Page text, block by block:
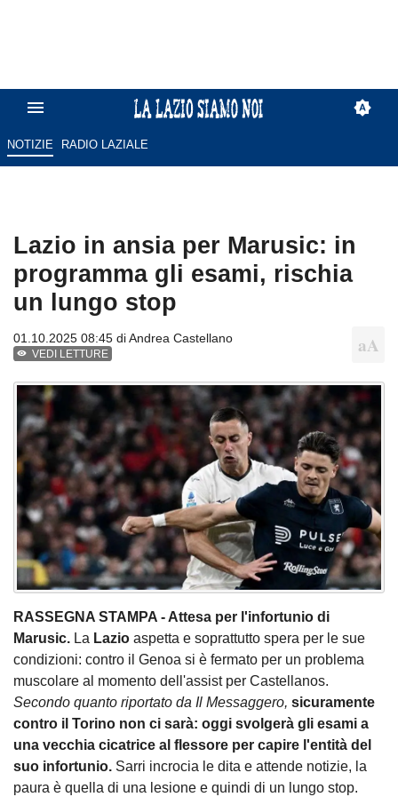
NOTIZIE RADIO LAZIALE
Lazio in ansia per Marusic: in
programma gli esami, rischia
un lungo stop
01.10.2025 08:45 diAndrea Castellano
VEDI LETTURE
RASSEGNA STAMPA - Attesa per l'infortunio di
Marusic. La Lazio aspetta e soprattutto spera per le sue
condizioni: contro il Genoa si è fermato per un problema
muscolare al momento dell'assist per Castellanos.
Secondo quanto riportato da Il Messaggero, sicuramente
contro il Torino non ci sarà: oggi svolgerà gli esami a
una vecchia cicatrice al flessore per capire l'entità del
suo infortunio. Sarri incrocia le dita e attende notizie, la
paura è quella di una lesione e quindi di un lungo stop.